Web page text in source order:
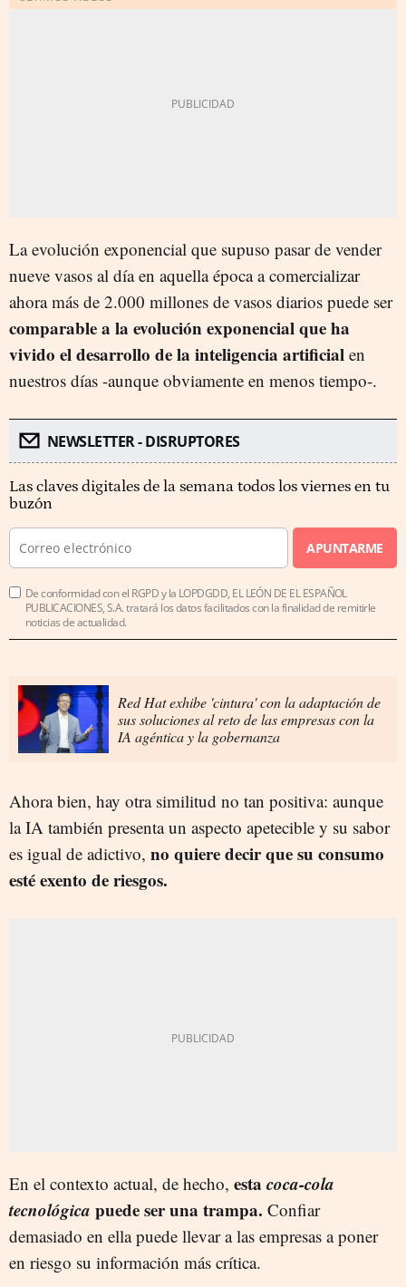
La evolución exponencial que supuso pasar de vender
nueve vasos al día en aquella época a comercializar
ahora más de 2.000 millones de vasos diarios puede ser
comparable a la evolución exponencial que ha
vivido el desarrollo de la inteligencia artificial en
nuestros días -aunque obviamente en menos tiempo-.
NEWSLETTER - DISRUPTORES
Las claves digitales de la semana todos los viernes en tu
buzón
APUNTARME
De conformidad con el RGPD y la LOPDGDD, EL LEÓN DE EL ESPAÑOL
PUBLICACIONES, S.A. tratará los datos facilitados con la finalidad de remitirle
noticias de actualidad.
Red Hat exhibe 'cintura' con la adaptación de
sus soluciones al reto de las empresas con la
IA agéntica y la gobernanza
Ahora bien, hay otra similitud no tan positiva: aunque
la IA también presenta un aspecto apetecible y su sabor
es igual de adictivo, no quiere decir que su consumo
esté exento de riesgos.
En el contexto actual, de hecho, esta coca-cola
tecnológica puede ser una trampa. Confiar
demasiado en ella puede llevar a las empresas a poner
en riesgo su información más crítica.